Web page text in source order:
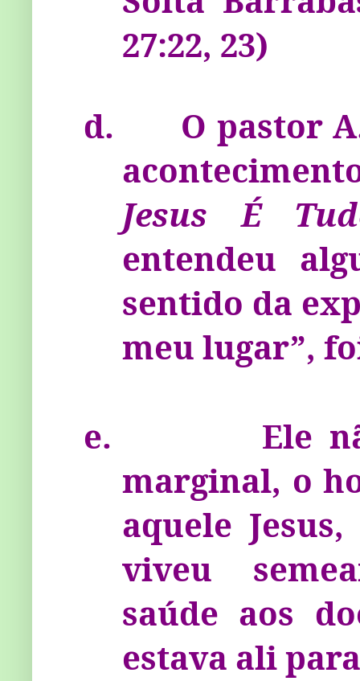
27:22, 23)
d.
O pastor
Jesus É
entendeu
sentido da
meu lugar”,
e.
Ele
marginal, o
aquele
viveu
saúde aos
estava ali